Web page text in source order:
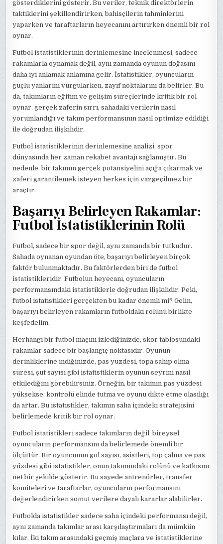
gösterdiklerini gösterir. Bu veriler, teknik direktörlerin
taktiklerini şekillendirirken, bahisçilerin tahminlerini
yaparken ve taraftarların heyecanını artırırken önemli bir rol
oynar.
Futbol istatistiklerinin derinlemesine incelenmesi, sadece
rakamlarla oynamak değil, aynı zamanda oyunun doğasını
daha iyi anlamak anlamına gelir. İstatistikler, oyuncuların
güçlü yanlarını vurgularken, zayıf noktalarını da belirler. Bu
da, takımların eğitim ve gelişim süreçlerinde kritik bir rol
oynar. gerçek zaferin sırrı, sahadaki verilerin nasıl
yorumlandığı ve takım performansının nasıl optimize edildiği
ile doğrudan ilişkilidir.
Futbol istatistiklerinin derinlemesine analizi, spor
dünyasında her zaman rekabet avantajı sağlamıştır. Bu
nedenle, bir takımın gerçek potansiyelini açığa çıkarmak ve
zaferi garantilemek isteyen herkes için vazgeçilmez bir
araçtır.
Başarıyı Belirleyen Rakamlar:
Futbol İstatistiklerinin Rolü
Futbol, sadece bir spor değil, aynı zamanda bir tutkudur.
Sahada oynanan oyundan öte, başarıyı belirleyen birçok
faktör bulunmaktadır. Bu faktörlerden biri de futbol
istatistikleridir. Futbolun heyecanı, oyuncuların
performansındaki istatistiklerle doğrudan ilişkilidir. Peki,
futbol istatistikleri gerçekten bu kadar önemli mi? Gelin,
başarıyı belirleyen rakamların futboldaki rolünü birlikte
keşfedelim.
Herhangi bir futbol maçını izlediğinizde, skor tablosundaki
rakamlar sadece bir başlangıç noktasıdır. Oyunun
derinliklerine indiğinizde, pas yüzdesi, topa sahip olma
süresi, şut sayısı gibi istatistiklerin oyunun seyrini nasıl
etkilediğini görebilirsiniz. Örneğin, bir takımın pas yüzdesi
yüksekse, kontrolü elinde tutma ve oyunu dikte etme olasılığı
da artar. Bu istatistikler, takımın saha içindeki stratejisini
belirlemede kritik bir rol oynar.
Futbol istatistikleri sadece takımların değil, bireysel
oyuncuların performansını da belirlemede önemli bir
ölçüttür. Bir oyuncunun gol sayısı, asistleri, top çalma ve pas
yüzdesi gibi istatistikler, onun takımındaki rolünü ve katkısını
net bir şekilde gösterir. Bu sayede antrenörler, transfer
komiteleri ve taraftarlar, oyuncuların performansını
değerlendirirken somut verilere dayalı kararlar alabilirler.
Futbolda istatistikler sadece saha içindeki performansı değil,
aynı zamanda takımlar arası karşılaştırmaları da mümkün
kılar. İki takım arasındaki geçmiş maçlara ve istatistiklerine